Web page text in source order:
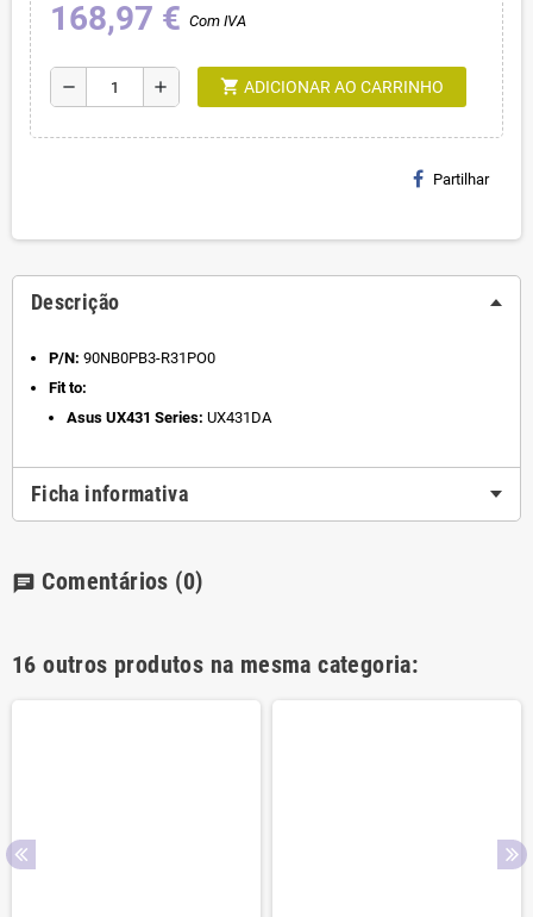
168,97 € Com IVA
remove add shopping_cart ADICIONAR AO CARRINHO
Partilhar
Descrição
P/N: 90NB0PB3-R31PO0
Fit to:
Asus UX431 Series: UX431DA
Ficha informativa
chat Comentários (0)
16 outros produtos na mesma categoria: